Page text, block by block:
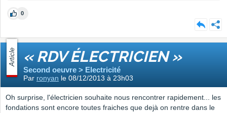
0
Article « RDV ÉLECTRICIEN »
Second oeuvre > Electricité
Par ronyan le 08/12/2013 à 23h03
Oh surprise, l'électricien souhaite nous rencontrer rapidement... les
fondations sont encore toutes fraiches que dejà on rentre dans le